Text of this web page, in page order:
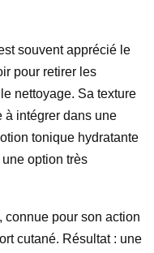
souvent apprécié le
pour retirer les
nettoyage. Sa texture
à intégrer dans une
tonique hydratante
option très
, connue pour son action
cutané. Résultat : une